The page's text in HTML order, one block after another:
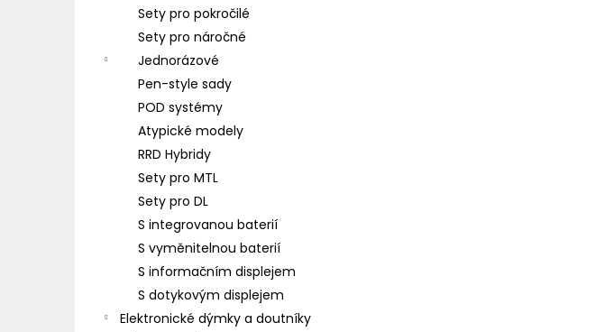
Sety pro pokročilé
Sety pro náročné
Jednorázové
Pen-style sady
POD systémy
Atypické modely
RRD Hybridy
Sety pro MTL
Sety pro DL
S integrovanou baterií
S vyměnitelnou baterií
S informačním displejem
S dotykovým displejem
Elektronické dýmky a doutníky